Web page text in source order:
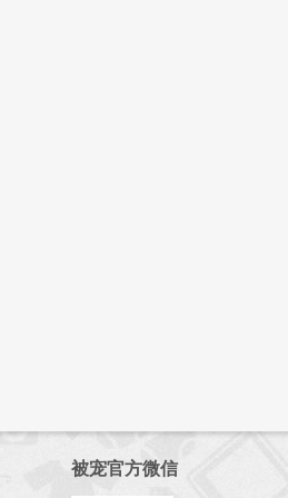
被宠官方微信